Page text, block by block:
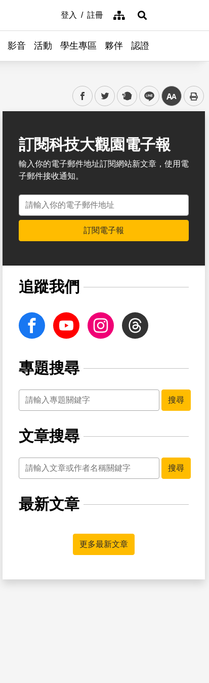
登入 註冊 網站導覽展開搜尋
影音 活動 學生專區 夥伴 認證
facebooktwitter plurk line 中
訂閱科技大觀園電子報
輸入你的電子郵件地址訂閱網站新文章，使用電
子郵件接收通知。
電子郵件地址
訂閱電子報
追蹤我們
facebook Youtube InstagramThreads
專題搜尋
關鍵字
搜尋
文章搜尋
關鍵字
搜尋
最新文章
更多最新文章